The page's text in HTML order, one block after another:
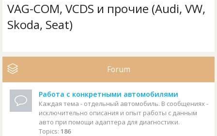
VAG-COM, VCDS и прочие (Audi, VW,
Skoda, Seat)
Forum
Работа с конкретными автомобилями
Каждая тема - отдельный автомобиль. В сообщениях -
исключительно описания и опыт работы с данным
авто при помощи адаптера для диагностики.
Topics: 186